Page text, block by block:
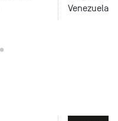
Venezuela: